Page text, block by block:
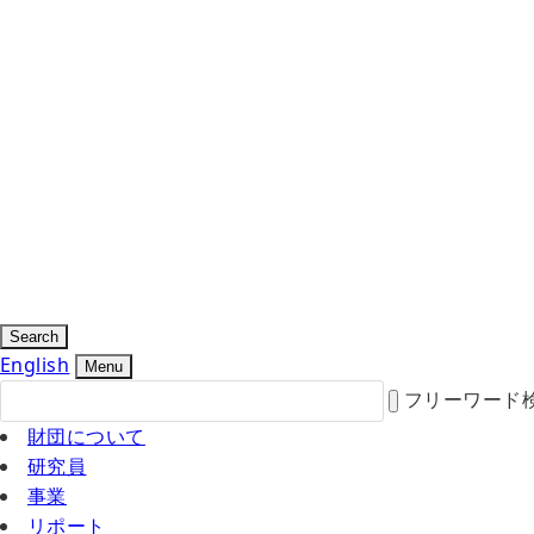
Search
English Menu
フリーワード
財団について
研究員
事業
リポート